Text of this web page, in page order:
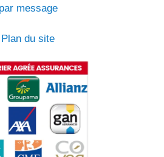
par message
Plan du site